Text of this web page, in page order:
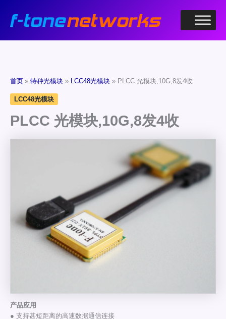
首页 特种光模块 LCC48光模块 PLCC 光模块,10G,8发4收
LCC48光模块
PLCC 光模块,10G,8发4收
产品应用
● 支持甚短距离的高速数据通信连接